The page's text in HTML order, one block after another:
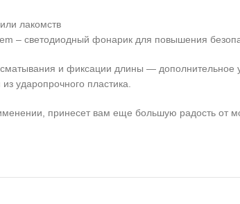
лакомств
– светодиодный фонарик для повышения
и фиксации длины —
ударопрочного пластика.
принесет вам еще большую радость от